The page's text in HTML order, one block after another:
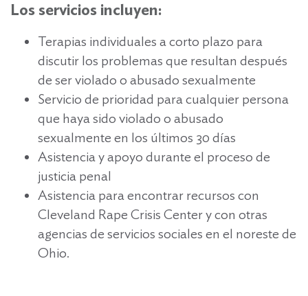
Los servicios incluyen:
Terapias individuales a corto plazo para
discutir los problemas que resultan después
de ser violado o abusado sexualmente
Servicio de prioridad para cualquier persona
que haya sido violado o abusado
sexualmente en los últimos 30 días
Asistencia y apoyo durante el proceso de
justicia penal
Asistencia para encontrar recursos con
Cleveland Rape Crisis Center y con otras
agencias de servicios sociales en el noreste de
Ohio.